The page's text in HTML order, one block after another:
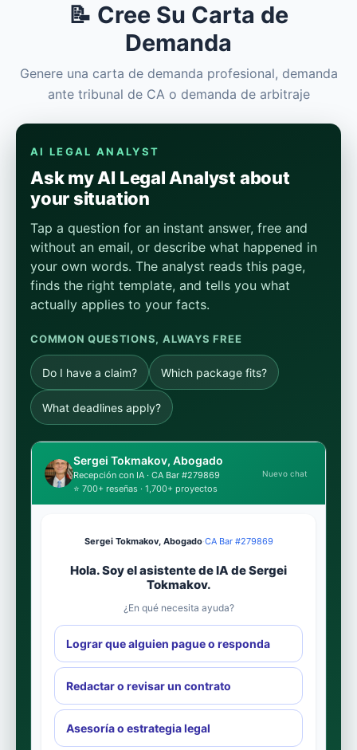
📝 Cree Su Carta de
Demanda
Genere una carta de demanda profesional, demanda
ante tribunal de CA o demanda de arbitraje
AI LEGAL ANALYST
Ask my AI Legal Analyst about
your situation
Tap a question for an instant answer, free and
without an email, or describe what happened in
your own words. The analyst reads this page,
finds the right template, and tells you what
actually applies to your facts.
COMMON QUESTIONS, ALWAYS FREE
Do I have a claim? Which package fits?
What deadlines apply?
Sergei Tokmakov, Abogado
Recepción con IA · CA Bar #279869
⭐ 700+ reseñas · 1,700+ proyectos
Nuevo chat
Sergei Tokmakov, Abogado·CA Bar #279869
Hola. Soy el asistente de IA de Sergei
Tokmakov.
¿En qué necesita ayuda?
Lograr que alguien pague o responda
Redactar o revisar un contrato
Asesoría o estrategia legal